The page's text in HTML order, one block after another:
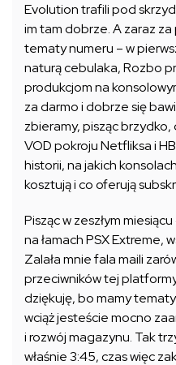
Evolution trafili pod
im tam dobrze. A zaraz
tematy numeru – w
naturą cebulaka, Rozbo
produkcjom na
za darmo i dobrze się
zbieramy, pisząc
VOD pokroju Netfliksa i
historii, na jakich
kosztują i co oferują
Pisząc w zeszłym
na łamach PSX Extreme,
Zalała mnie fala maili
przeciwników tej
dziękuję, bo mamy
wciąż jesteście mocno
i rozwój magazynu. Tak
właśnie 3:45, czas więc